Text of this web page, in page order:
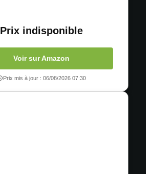
Prix indisponible
Voir sur Amazon
Prix mis à jour : 06/08/2026 07:30